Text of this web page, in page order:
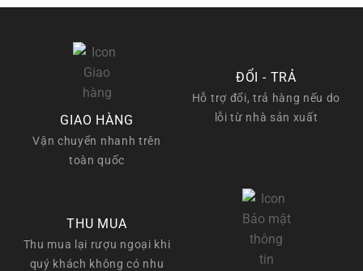
GIAO HÀNG
Vận chuyển nhanh trên
toàn quốc
ĐỔI - TRẢ
Hỗ trợ đổi, trả hàng nếu do
lỗi từ nhà sản xuất
THU MUA
Thu mua lại rượu ngoại khi
quý khách không có nhu